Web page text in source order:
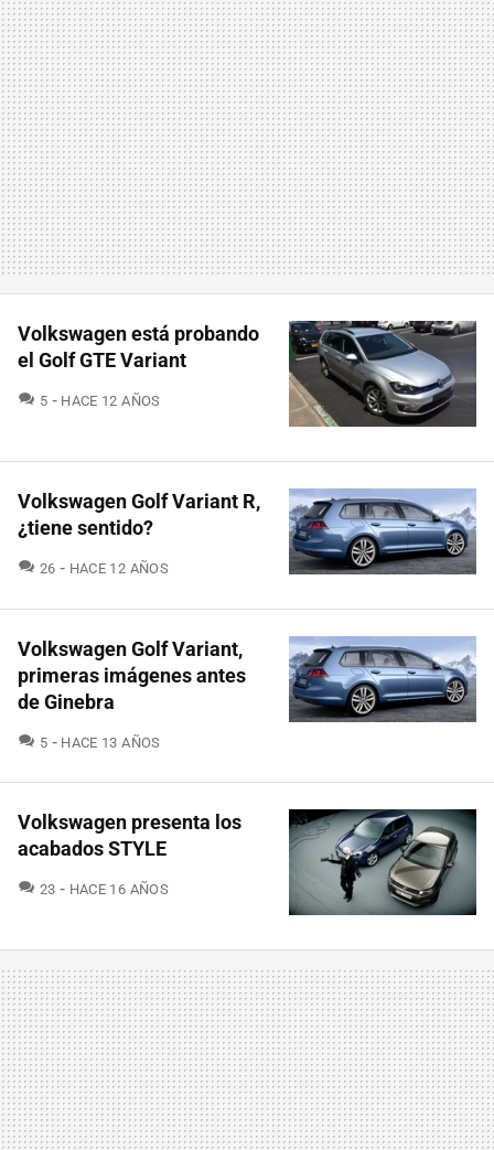
Volkswagen está probando
el Golf GTE Variant
5 COMENTARIOS
HACE 12 AÑOS
Volkswagen Golf Variant R,
¿tiene sentido?
26 COMENTARIOS
HACE 12 AÑOS
Volkswagen Golf Variant,
primeras imágenes antes
de Ginebra
5 COMENTARIOS
HACE 13 AÑOS
Volkswagen presenta los
acabados STYLE
23 COMENTARIOS
HACE 16 AÑOS